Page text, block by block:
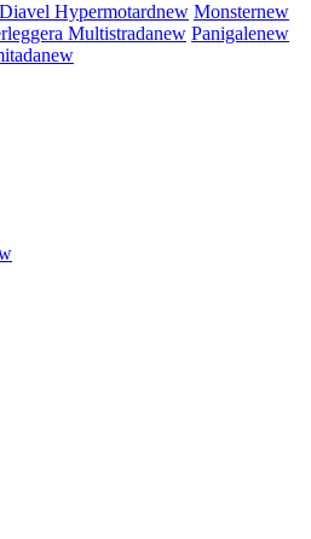
Hypermotardnew Monsternew
Multistradanew Panigalenew
new